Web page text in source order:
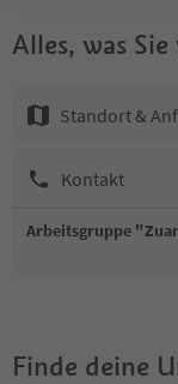
Alles, was Sie
Standort &
Kontakt
Arbeitsgruppe
Finde deine